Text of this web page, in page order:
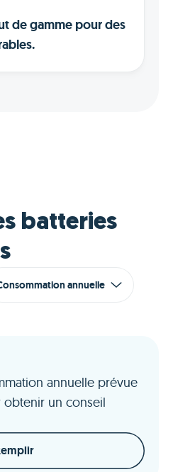
de gamme pour des
batteries
annuelle
annuelle prévue
un conseil